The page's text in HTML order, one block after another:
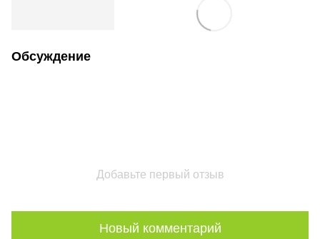
Обсуждение
Добавьте первый отзыв
Новый комментарий